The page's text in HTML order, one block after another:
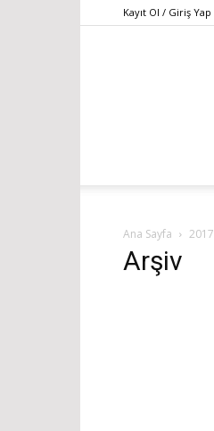
Kayıt Ol / Giriş Yap
Ana Sayfa 2017
Arşiv